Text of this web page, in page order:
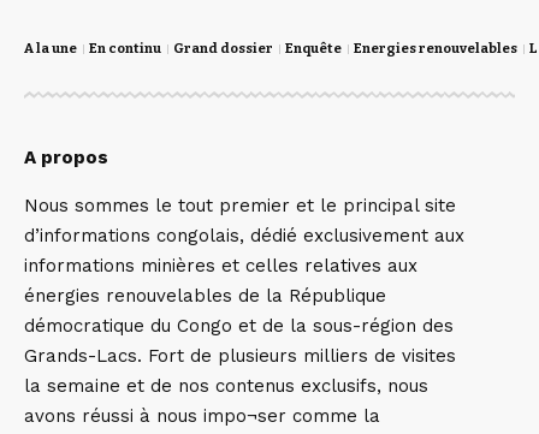
A la une En continu Grand dossier Enquête Energies renouvelables
A propos
Nous sommes le tout premier et le principal site
d’informations congolais, dédié exclusivement aux
informations minières et celles relatives aux
énergies renouvelables de la République
démocratique du Congo et de la sous-région des
Grands-Lacs. Fort de plusieurs milliers de visites
la semaine et de nos contenus exclusifs, nous
avons réussi à nous impo¬ser comme la